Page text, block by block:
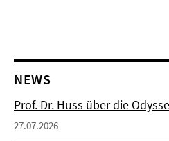
NEWS
Prof. Dr. Huss über die
27.07.2026